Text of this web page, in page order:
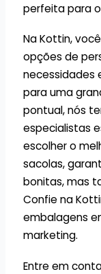
perfeita para
Na Kottin,
opções de
necessidades
para uma
pontual, nós
especialistas
escolher o
sacolas,
bonitas, mas
Confie na
embalagens
marketing.
Entre em